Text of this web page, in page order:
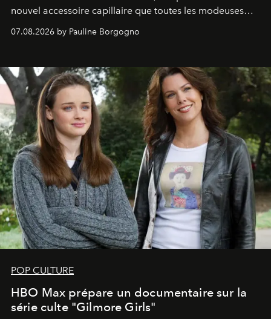
nouvel accessoire capillaire que toutes les modeuses
07.08.2026 by Pauline Borgogno
POP CULTURE
HBO Max prépare un documentaire sur la
série culte "Gilmore Girls"